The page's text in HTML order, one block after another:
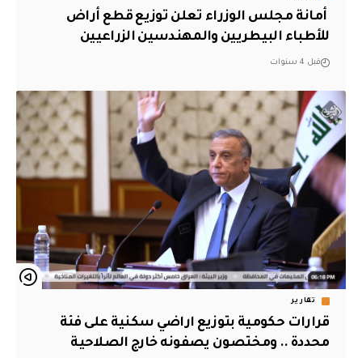
‏ أمانة مجلس الوزراء تعلن توزيع قطع أراض
للأطباء البيطريين والمهندسين الزراعيين
قبل 4 سنوات
تقارير
قرارات حكومية بتوزيع اراضي سكنية على فئة
محددة .. ومختصون يصفونه خارج الصلاحية